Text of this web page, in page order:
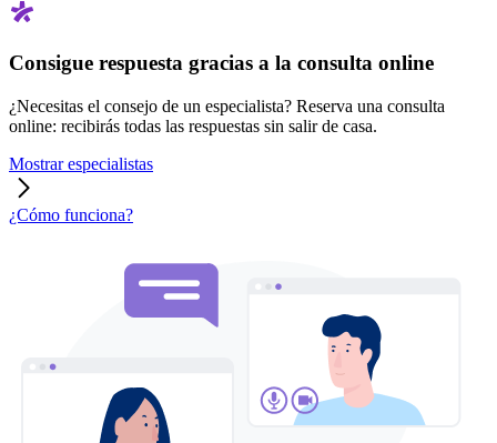
Consigue respuesta gracias a la consulta online
¿Necesitas el consejo de un especialista? Reserva una consulta
online: recibirás todas las respuestas sin salir de casa.
Mostrar especialistas
¿Cómo funciona?